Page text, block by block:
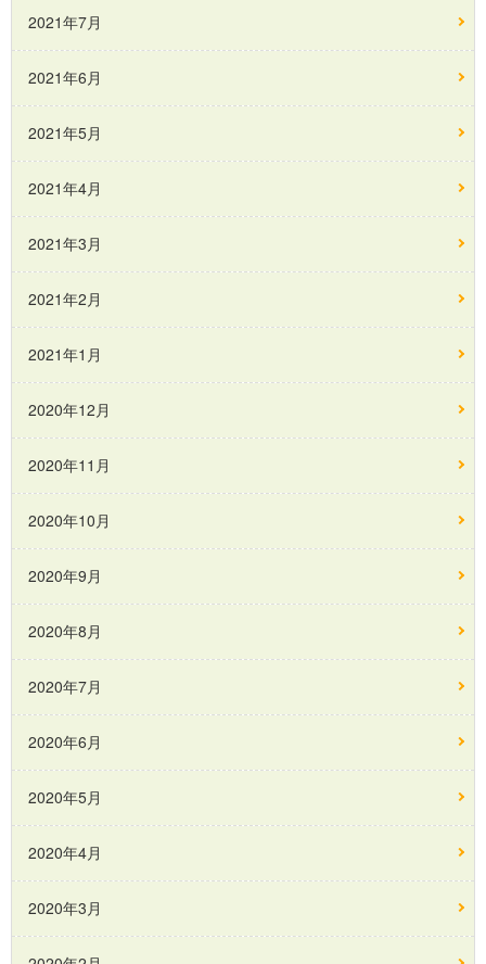
2021年7月
2021年6月
2021年5月
2021年4月
2021年3月
2021年2月
2021年1月
2020年12月
2020年11月
2020年10月
2020年9月
2020年8月
2020年7月
2020年6月
2020年5月
2020年4月
2020年3月